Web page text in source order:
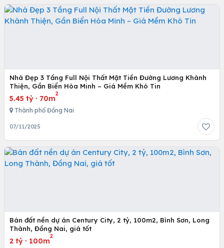
Nhà Đẹp 3 Tầng Full Nội Thất Mặt Tiền Đường Lương Khành
Thiện, Gần Biển Hòa Minh – Giá Mềm Khó Tin
5.45 tỷ · 70m
2
Thành phố Đồng Nai
07/11/2025
Bán đất nền dự án Century City, 2 tỷ, 100m2, Bình Sơn, Long
Thành, Đồng Nai, giá tốt
2 tỷ · 100m
2